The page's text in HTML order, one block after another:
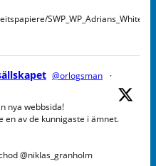
@orlogsman
·
nya webbsida!
en av de kunnigaste i ämnet.
@niklas_granholm